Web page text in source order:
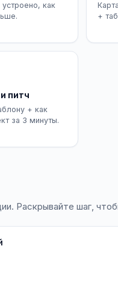
как
+
питч
+ как
за 3 минуты.
Раскрывайте шаг,